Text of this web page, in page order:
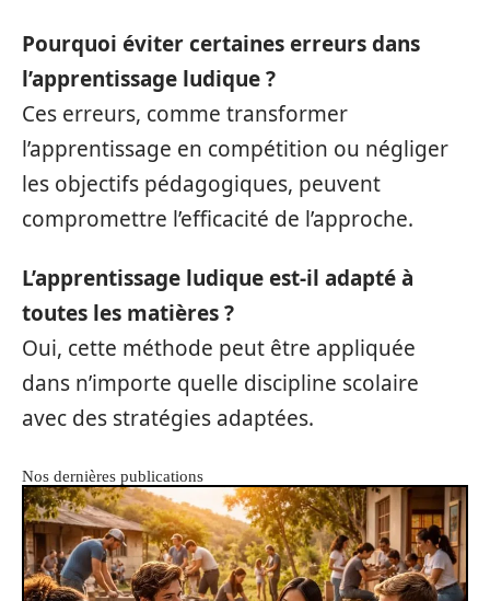
Pourquoi éviter certaines erreurs dans
l’apprentissage ludique ?
Ces erreurs, comme transformer
l’apprentissage en compétition ou négliger
les objectifs pédagogiques, peuvent
compromettre l’efficacité de l’approche.
L’apprentissage ludique est-il adapté à
toutes les matières ?
Oui, cette méthode peut être appliquée
dans n’importe quelle discipline scolaire
avec des stratégies adaptées.
Nos dernières publications